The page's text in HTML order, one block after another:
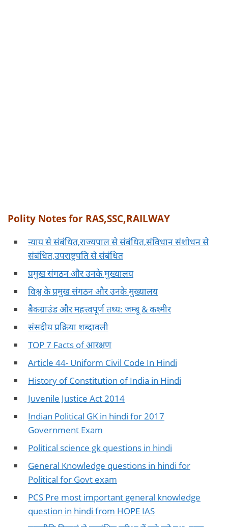
Polity Notes for RAS,SSC,RAILWAY
न्याय से संबंधित,राज्यपाल से संबंधित,संविधान संशोधन से
संबंधित,उपराष्ट्रपति से संबंधित
प्रमुख संगठन और उनके मुख्यालय
विश्व के प्रमुख संगठन और उनके मुख्यालय
बैकग्राउंड और महत्त्वपूर्ण तथ्य: जम्बू & कश्मीर
संसदीय प्रक्रिया शब्दावली
TOP 7 Facts of आरक्षण
Article 44- Uniform Civil Code In Hindi
History of Constitution of India in Hindi
Juvenile Justice Act 2014
Indian Political GK in hindi for 2017
Government Exam
Political science gk questions in hindi
General Knowledge questions in hindi for
Political for Govt exam
PCS Pre most important general knowledge
question in hindi from HOPE IAS